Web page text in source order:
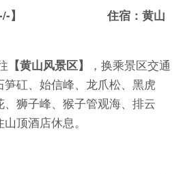
/-/-】 住宿：黄山
【黄山风景区】
，换乘景区交通
矼、始信峰、龙爪松、黑虎
狮子峰、猴子管观海、排云
顶酒店休息。